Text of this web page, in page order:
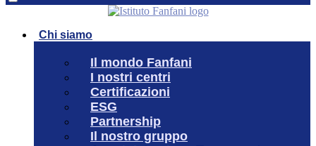
Chi siamo
Il mondo Fanfani
I nostri centri
Certificazioni
ESG
Partnership
Il nostro gruppo